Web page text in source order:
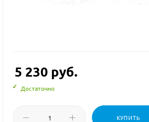
5 230 руб.
Достаточно
КУПИТЬ